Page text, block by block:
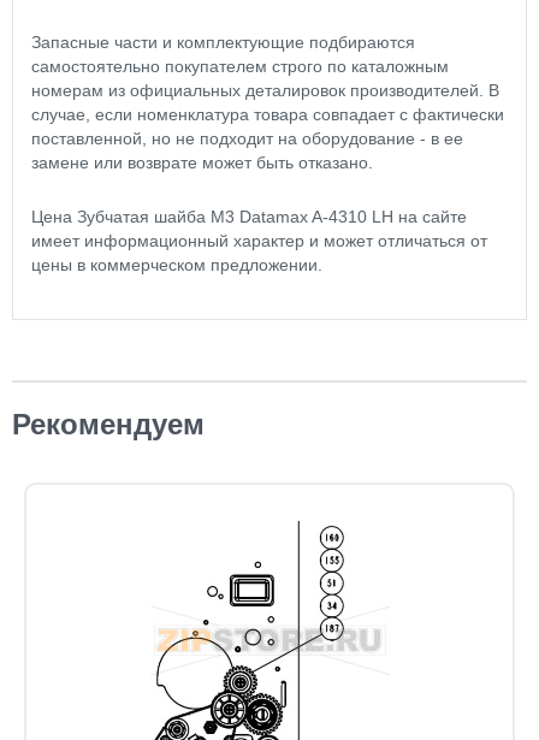
Запасные части и комплектующие подбираются
самостоятельно покупателем строго по каталожным
номерам из официальных деталировок производителей. В
случае, если номенклатура товара совпадает с фактически
поставленной, но не подходит на оборудование - в ее
замене или возврате может быть отказано.
Цена Зубчатая шайба М3 Datamax A-4310 LH на сайте
имеет информационный характер и может отличаться от
цены в коммерческом предложении.
Рекомендуем